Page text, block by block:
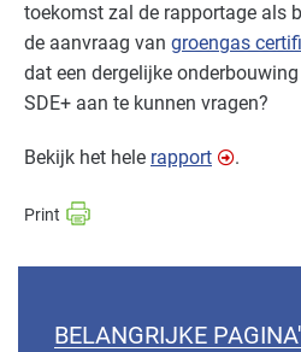
toekomst zal de rapportage als
de aanvraag van groengas
dat een dergelijke
SDE+ aan te kunnen vragen?
Bekijk het hele rapport .
BELANGRIJKE